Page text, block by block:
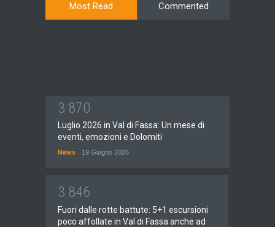
Most Read Commented
3 870
Luglio 2026 in Val di Fassa: Un mese di
eventi, emozioni e Dolomiti
News 19 Giugno 2026
3 846
Fuori dalle rotte battute: 5+1 escursioni
poco affollate in Val di Fassa anche ad